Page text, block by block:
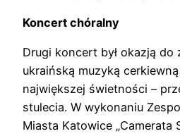
Koncert chóralny
Drugi koncert był okazją do
ukraińską muzyką
największej świetności –
stulecia. W wykonaniu
Miasta Katowice „Camerata